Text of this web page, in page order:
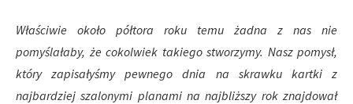
Właściwie około półtora roku temu żadna z nas nie
pomyślałaby, że cokolwiek takiego stworzymy. Nasz pomysł,
który zapisałyśmy pewnego dnia na skrawku kartki z
najbardziej szalonymi planami na najbliższy rok znajdował